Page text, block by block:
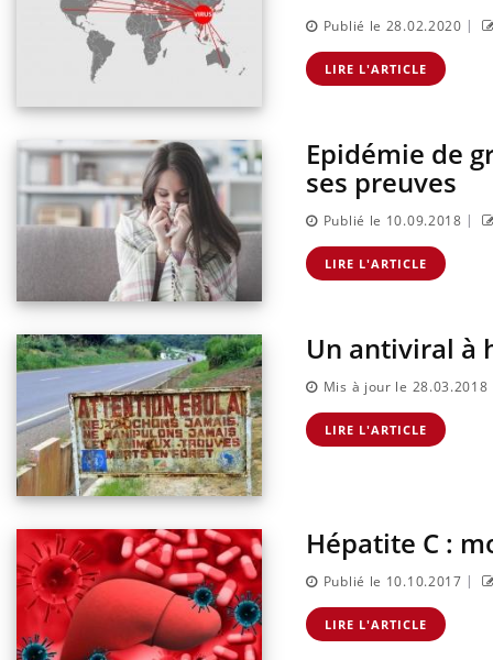
Publié le 28.02.2020 |
LIRE L'ARTICLE
Epidémie de
ses preuves
Publié le 10.09.2018 |
LIRE L'ARTICLE
Un antiviral à
Mis à jour le 28.03.2018
LIRE L'ARTICLE
Hépatite C :
Publié le 10.10.2017 |
LIRE L'ARTICLE